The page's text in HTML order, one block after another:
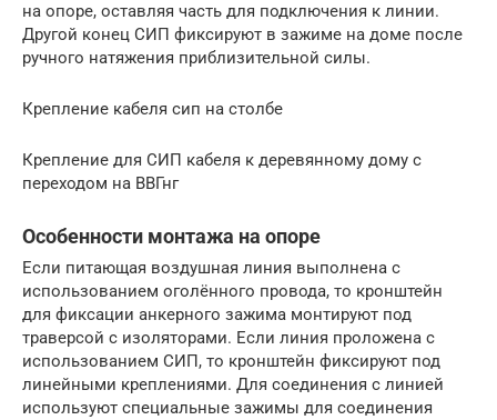
на опоре, оставляя часть для подключения к линии.
Другой конец СИП фиксируют в зажиме на доме после
ручного натяжения приблизительной силы.
Крепление кабеля сип на столбе
Крепление для СИП кабеля к деревянному дому с
переходом на ВВГнг
Особенности монтажа на опоре
Если питающая воздушная линия выполнена с
использованием оголённого провода, то кронштейн
для фиксации анкерного зажима монтируют под
траверсой с изоляторами. Если линия проложена с
использованием СИП, то кронштейн фиксируют под
линейными креплениями. Для соединения с линией
используют специальные зажимы для соединения